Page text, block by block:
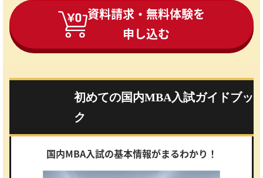
資料請求・無料体験を
申し込む
初めての国内MBA入試ガイドブッ
ク
国内MBA入試の基本情報がまるわかり！